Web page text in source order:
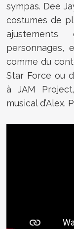
sympas. Dee
costumes de
personnages,
comme du
Star Force ou
à JAM
musical d’Alex.